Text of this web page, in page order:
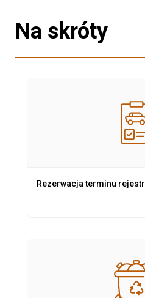
Na skróty
Rezerwacja terminu